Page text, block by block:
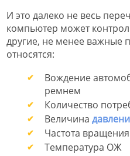
И это далеко не весь
компьютер может
другие, не менее важные
относятся:
Вождение
ремнем
Количество
Величина
Частота
Температура ОЖ